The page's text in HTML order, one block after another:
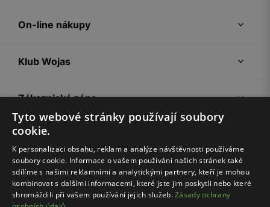
On-line nákupy
Klub Wojas
Zákaznická zóna
Společnost Wojas
Rady
Tyto webové stránky používají soubory
cookie.
K personalizaci obsahu, reklam a analýze návštěvnosti používáme
soubory cookie. Informace o vašem používání našich stránek také
sdílíme s našimi reklamními a analytickými partnery, kteří je mohou
kombinovat s dalšími informacemi, které jste jim poskytli nebo které
shromáždili při vašem používání jejich služeb.Zásady ochrany